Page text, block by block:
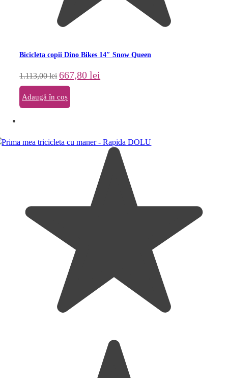
Bicicleta copii Dino Bikes 14″ Snow Queen
1.113,00lei Prețul
inițial
a
fost:
667,80lei
Adaugă în coș